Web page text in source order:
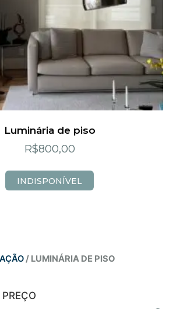
/ LUMINÁRIA DE PISO
Luminária de piso
R$800,00
INDISPONÍVEL